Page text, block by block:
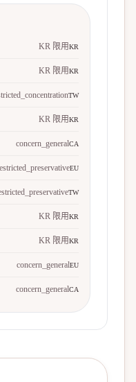
KR 限用KR
KR 限用KR
TW
KR 限用KR
concern_generalCA
EU
TW
KR 限用KR
KR 限用KR
concern_generalEU
concern_generalCA